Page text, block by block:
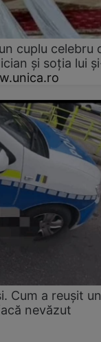
cuplu celebru
și soția lui
Cum a reușit un
nevăzut